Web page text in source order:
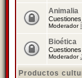
Animalia
Moderador
Bioética
Moderador
Productos